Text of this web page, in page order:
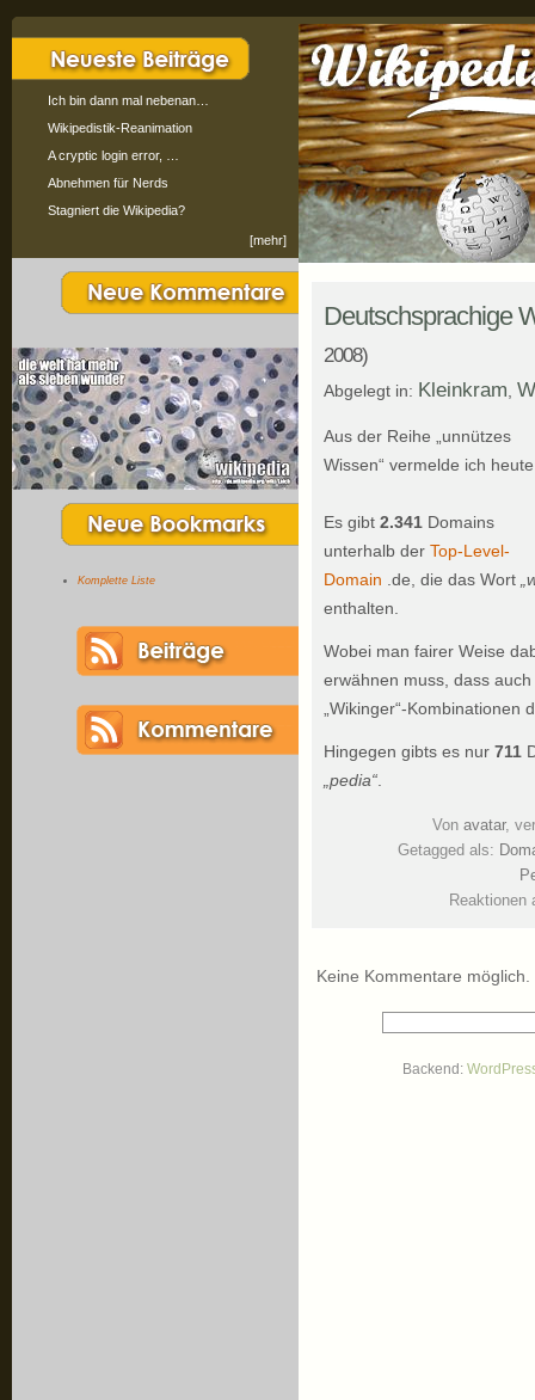
Ich bin dann mal nebenan…
Wikipedistik-Reanimation
A cryptic login error, …
Abnehmen für Nerds
Stagniert die Wikipedia?
[mehr]
Komplette Liste
Deutschsprachige
2008)
Abgelegt in: Kleinkram
Aus der Reihe „unnützes
Wissen“ vermelde ich
Es gibt 2.341 Domains
unterhalb der Top-Level-
Domain .de, die das Wort
enthalten.
Wobei man fairer Weise
erwähnen muss, dass auch
„Wikinger“-Kombinationen
Hingegen gibts es nur 711
„pedia“
Von avatar,
Getagged als:
Keine Kommentare möglich.
Backend: